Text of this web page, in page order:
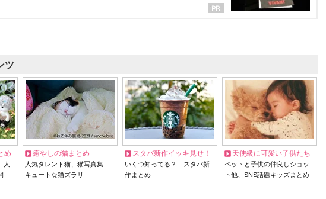
ツ
め
人
癒やしの猫まとめ
人気タレント猫、猫写真集…
キュートな猫ズラリ
スタバ新作イッキ見せ！
いくつ知ってる？ スタバ新
作まとめ
天使級に可愛い子供たち
ペットと子供の仲良しショッ
ト他、SNS話題キッズまとめ